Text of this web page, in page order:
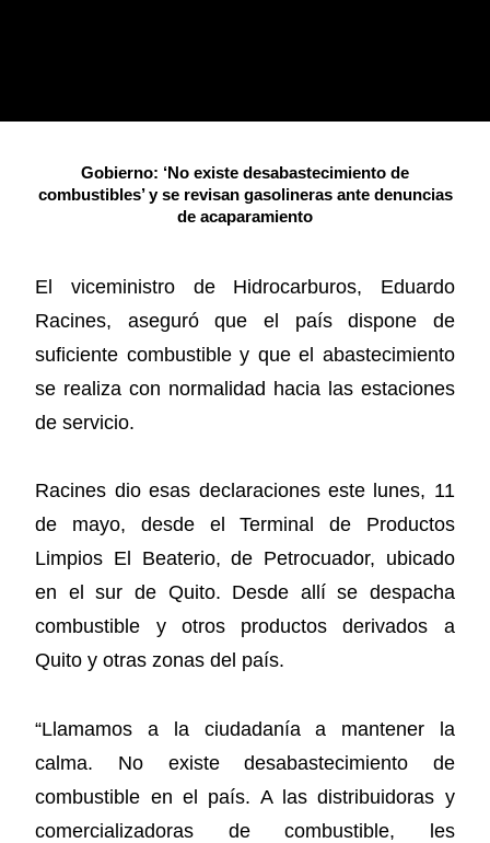
Gobierno: ‘No existe desabastecimiento de
combustibles’ y se revisan gasolineras ante denuncias
de acaparamiento
El viceministro de Hidrocarburos, Eduardo
Racines, aseguró que el país dispone de
suficiente combustible y que el abastecimiento
se realiza con normalidad hacia las estaciones
de servicio.
Racines dio esas declaraciones este lunes, 11
de mayo, desde el Terminal de Productos
Limpios El Beaterio, de Petrocuador, ubicado
en el sur de Quito. Desde allí se despacha
combustible y otros productos derivados a
Quito y otras zonas del país.
“Llamamos a la ciudadanía a mantener la
calma. No existe desabastecimiento de
combustible en el país. A las distribuidoras y
comercializadoras de combustible, les